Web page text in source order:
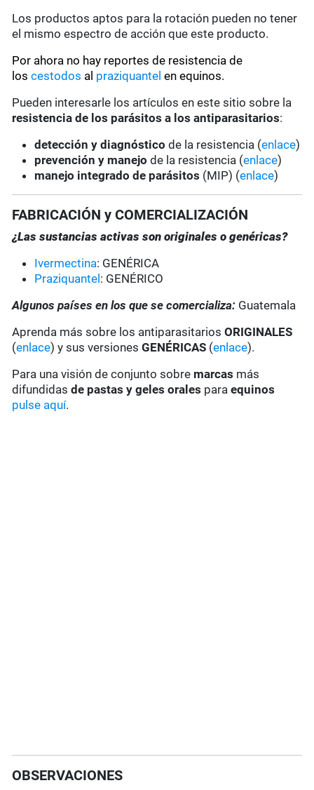
Los productos aptos para la rotación pueden no tener
el mismo espectro de acción que este producto.
Por ahora no hay reportes de resistencia de
loscestodos al praziquantel en equinos.
Pueden interesarle los artículos en este sitio sobre la
resistencia de los parásitos a los antiparasitarios:
detección y diagnóstico de la resistencia (enlace)
prevención y manejo de la resistencia (enlace)
manejo integrado de parásitos (MIP) (enlace)
FABRICACIÓN y COMERCIALIZACIÓN
¿Las sustancias activas son originales o genéricas?
Ivermectina: GENÉRICA
Praziquantel : GENÉRICO
Algunos países en los que se comercializa: Guatemala
Aprenda más sobre los antiparasitariosORIGINALES
(enlace) y sus versionesGENÉRICAS (enlace).
Para una visión de conjunto sobre marcas más
difundidas de pastas y geles orales paraequinos
pulse aquí.
OBSERVACIONES